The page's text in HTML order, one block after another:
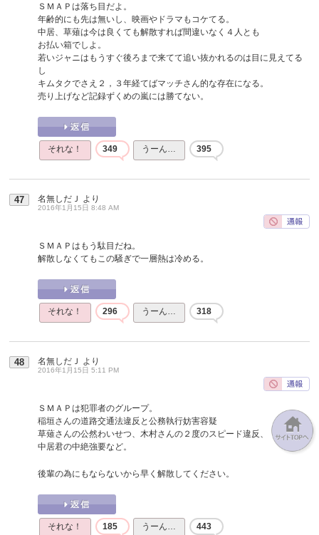
ＳＭＡＰは落ち目だよ。
年齢的にも先は無いし、映画やドラマもコケてる。
中居、草薙は今は良くても解散すれば間違いなく４人とも
お払い箱でしよ。
若いジャニはもうすぐ後ろまで来てて追い抜かれるのは目に見えてる
し
キムタクでさえ２，３年経てばマッチさん的な存在になる。
売り上げなど記録ずくめの嵐には勝てない。
それな！ 349 うーん… 395
47 名無しだＪ より
2016年1月15日 8:48 AM
ＳＭＡＰはもう駄目だね。
解散しなくてもこの騒ぎで一層熱は冷める。
それな！ 296 うーん… 318
48 名無しだＪ より
2016年1月15日 5:11 PM
ＳＭＡＰは犯罪者のグループ。
稲垣さんの道路交通法違反と公務執行妨害容疑
草薙さんの公然わいせつ、木村さんの２度のスピード違反、
中居君の中絶強要など。
後輩の為にもならないから早く解散してください。
それな！ 185 うーん… 443